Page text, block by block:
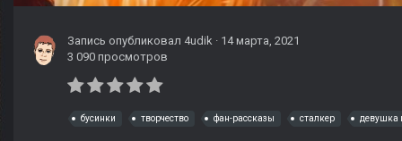
Запись опубликовал 4udik · 14 марта, 2021
3 090 просмотров
бусинки творчество фан-рассказы сталкер девушка